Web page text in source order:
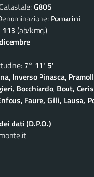
G805
Pomarini
113 (ab/kmq.)
7° 11' 5'
Inverso Pinasca,
Bocchiardo, Bout,
Faure, Gilli, Lausa,
dati (D.P.O.)